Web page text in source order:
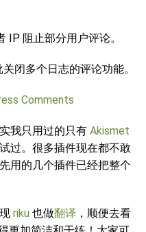
IP 阻止部分用户评论。
闭多个日志的评论功能。
Comments
我只用过的只有 Akismet
过。很多插件现在都不敢
用的几个插件已经把整个
riku 也做翻译 ，顺便去看